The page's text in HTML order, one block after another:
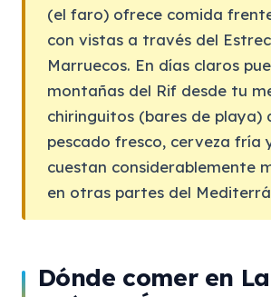
(el faro) ofrece comida
con vistas a través del
Marruecos. En días claros
montañas del Rif desde tu
chiringuitos (bares de playa)
pescado fresco, cerveza fría
cuestan considerablemente
en otras partes del
Dónde comer en